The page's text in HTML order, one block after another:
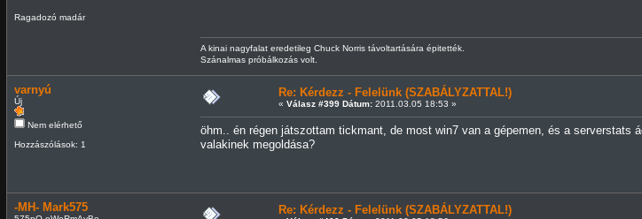
Ragadozó madár
A kinai nagyfalat eredetileg Chuck Norris távoltartására épitették.
Szánalmas próbálkozás volt.
varnyú
Új
Nem elérhető
Hozzászólások: 1
Re: Kérdezz - Felelünk (SZABÁLYZATTAL!)
« Válasz #399 Dátum:2011.03.05 18:53 »
öhm.. én régen játszottam tickmant, de most win7 van a gépemen, és a
valakinek megoldása?
-MH- Mark575 Re: Kérdezz - Felelünk (SZABÁLYZATTAL!)